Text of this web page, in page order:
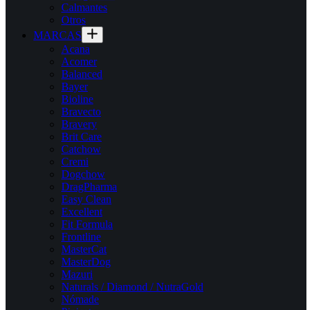
Calmantes
Otros
MARCAS
Acana
Acomer
Balanced
Bayer
Bioline
Bravecto
Bravery
Brit Care
Catchow
Cremi
Dogchow
DragPharma
Easy Clean
Excellent
Fit Formula
Frontline
MasterCat
MasterDog
Mazuri
Naturals / Diamond / NutraGold
Nómade